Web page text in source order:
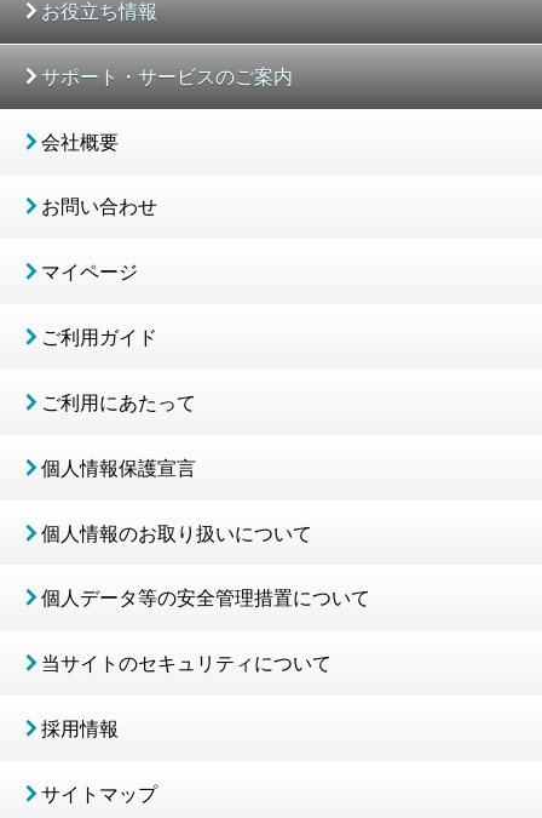
お役立ち情報
サポート・サービスのご案内
会社概要
お問い合わせ
マイページ
ご利用ガイド
ご利用にあたって
個人情報保護宣言
個人情報のお取り扱いについて
個人データ等の安全管理措置について
当サイトのセキュリティについて
採用情報
サイトマップ